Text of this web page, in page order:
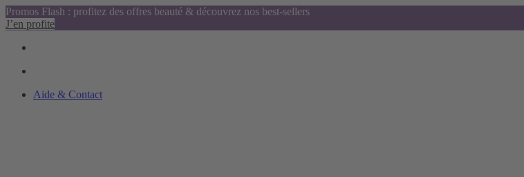
Promos Flash : profitez des offres beauté & découvrez nos best-sellers
J’en profite
Aide & Contact